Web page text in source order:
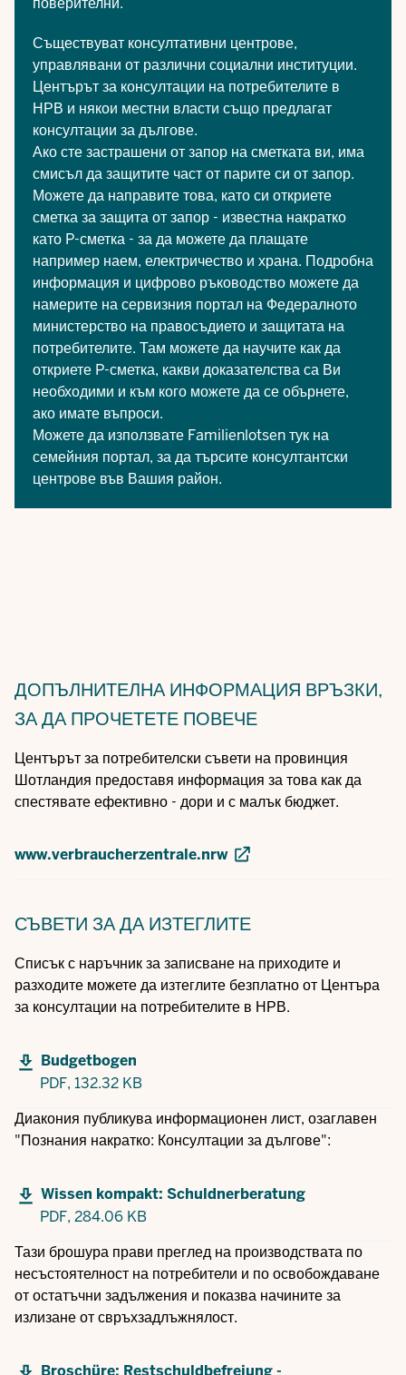
Съществуват консултативни центрове,
управлявани от различни социални институции.
Центърът за консултации на потребителите в
НРВ и някои местни власти също предлагат
консултации за дългове.
Ако сте застрашени от запор на сметката ви, има
смисъл да защитите част от парите си от запор.
Можете да направите това, като си откриете
сметка за защита от запор - известна накратко
като P-сметка - за да можете да плащате
например наем, електричество и храна. Подробна
информация и цифрово ръководство можете да
намерите насервизния портал на Федералното
министерство на правосъдието и защитата на
потребителите. Там можете да научите как да
откриете P-сметка, какви доказателства са Ви
необходими и към кого можете да се обърнете,
ако имате въпроси.
Можете да използвате Familienlotsenтук на
семейния портал, за да търсите консултантски
центрове във Вашия район.
ДОПЪЛНИТЕЛНА ИНФОРМАЦИЯ ВРЪЗКИ,
ЗА ДА ПРОЧЕТЕТЕ ПОВЕЧЕ
Центърът за потребителски съвети на провинция
Шотландия предоставя информация за това как да
спестявате ефективно - дори и с малък бюджет.
www.verbraucherzentrale.nrw
СЪВЕТИ ЗА ДА ИЗТЕГЛИТЕ
Списък с наръчник за записване на приходите и
разходите можете да изтеглите безплатно от Центъра
за консултации на потребителите в НРВ.
Budgetbogen
PDF, 132.32 KB
Диакония публикува информационен лист, озаглавен
"Познания накратко: Консултации за дългове":
Wissen kompakt: Schuldnerberatung
PDF, 284.06 KB
Тази брошура прави преглед на производствата по
несъстоятелност на потребители и по освобождаване
от остатъчни задължения и показва начините за
излизане от свръхзадлъжнялост.
Broschüre: Restschuldbefreiung -